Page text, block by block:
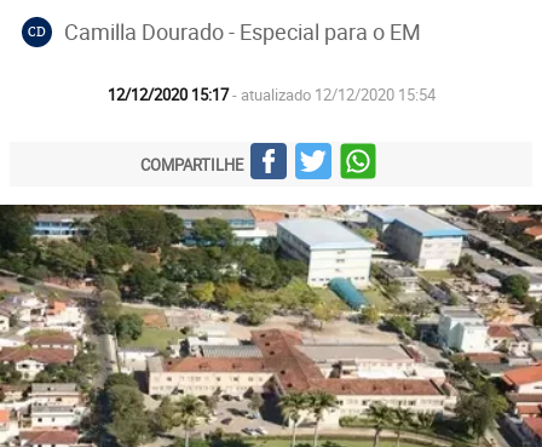
CD Camilla Dourado - Especial para o EM
12/12/2020 15:17- atualizado 12/12/2020 15:54
COMPARTILHE